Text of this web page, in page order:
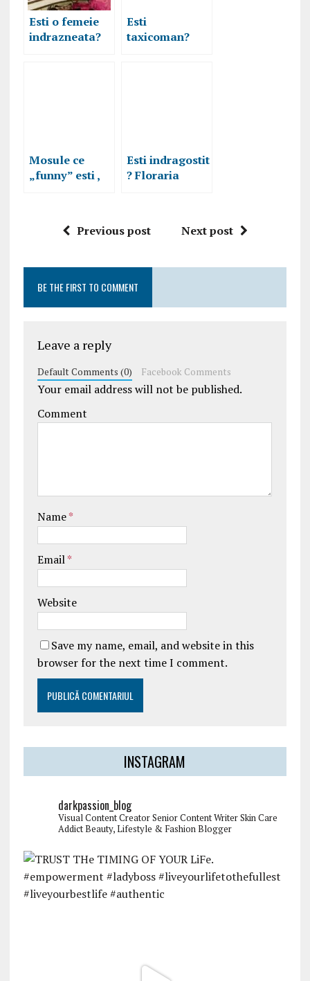
Esti o femeie
indrazneata?
Esti
taxicoman?
Mosule ce
„funny” esti ,
Esti indragostit
? Floraria
Previous post Next post
BE THE FIRST TO COMMENT
Leave a reply
Default Comments (0) Facebook Comments
Your email address will not be published.
Comment
Name*
Email*
Website
Save my name, email, and website in this
browser for the next time I comment.
INSTAGRAM
darkpassion_blog
Visual Content CreatorSenior Content WriterSkin Care
AddictBeauty, Lifestyle & Fashion Blogger